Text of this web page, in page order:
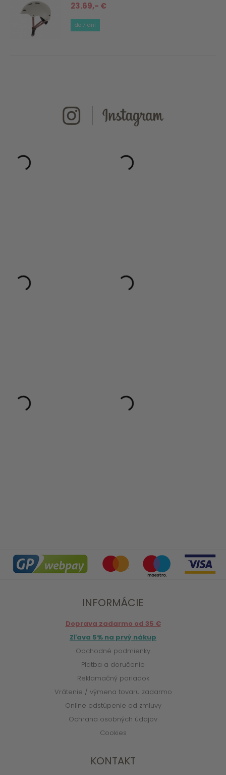
23.69,- €
do 7 dní
INFORMÁCIE
Doprava zadarmo od 35 €
Zľava 5% na prvý nákup
Obchodné podmienky
Platba a doručenie
Reklamačný poriadok
Vrátenie / výmena tovaru zadarmo
Online odstúpenie od zmluvy
Ochrana osobných údajov
Cookies
KONTAKT